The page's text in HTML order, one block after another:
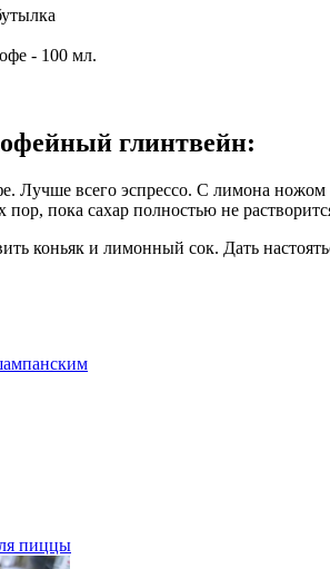
- 100 мл.
глинтвейн:
Лучше всего эспрессо. С лимона
пор, пока сахар полностью не
коньяк и лимонный сок. Дать
пиццы